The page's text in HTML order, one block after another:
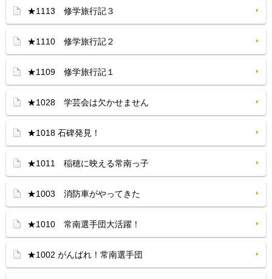
★1113 修学旅行記３
★1110 修学旅行記２
★1109 修学旅行記１
★1028 学芸会は欠かせません
★1018 石碑発見！
★1011 稲穂に映える常南っ子
★1003 消防車がやってきた
★1010 常南選手団大活躍！
★1002 がんばれ！常南選手団